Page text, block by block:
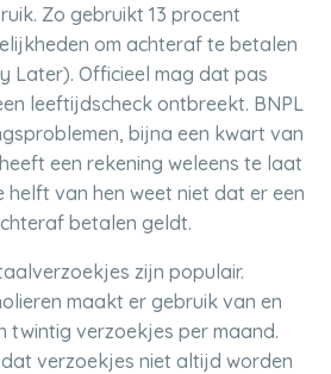
Zo gebruikt 13 procent
om achteraf te betalen
Later). Officieel mag dat pas
leeftijdscheck ontbreekt. BNPL
bijna een kwart van
een rekening weleens te laat
helft van hen weet niet dat er een
betalen geldt.
zijn populair.
maakt er gebruik van en
twintig verzoekjes per maand.
verzoekjes niet altijd worden